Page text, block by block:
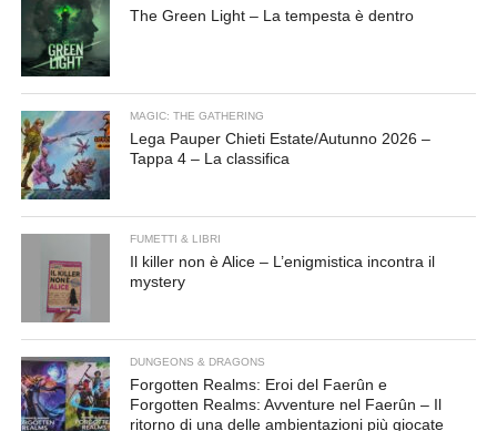
The Green Light – La tempesta è dentro
MAGIC: THE GATHERING
Lega Pauper Chieti Estate/Autunno 2026 –
Tappa 4 – La classifica
FUMETTI & LIBRI
Il killer non è Alice – L’enigmistica incontra il
mystery
DUNGEONS & DRAGONS
Forgotten Realms: Eroi del Faerûn e
Forgotten Realms: Avventure nel Faerûn – Il
ritorno di una delle ambientazioni più giocate